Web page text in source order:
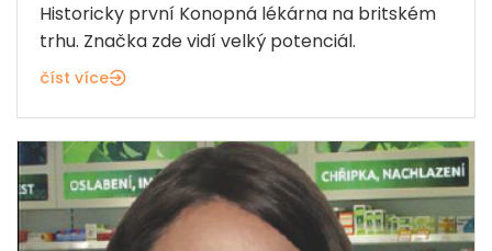
Historicky první Konopná lékárna na britském
trhu. Značka zde vidí velký potenciál.
číst více